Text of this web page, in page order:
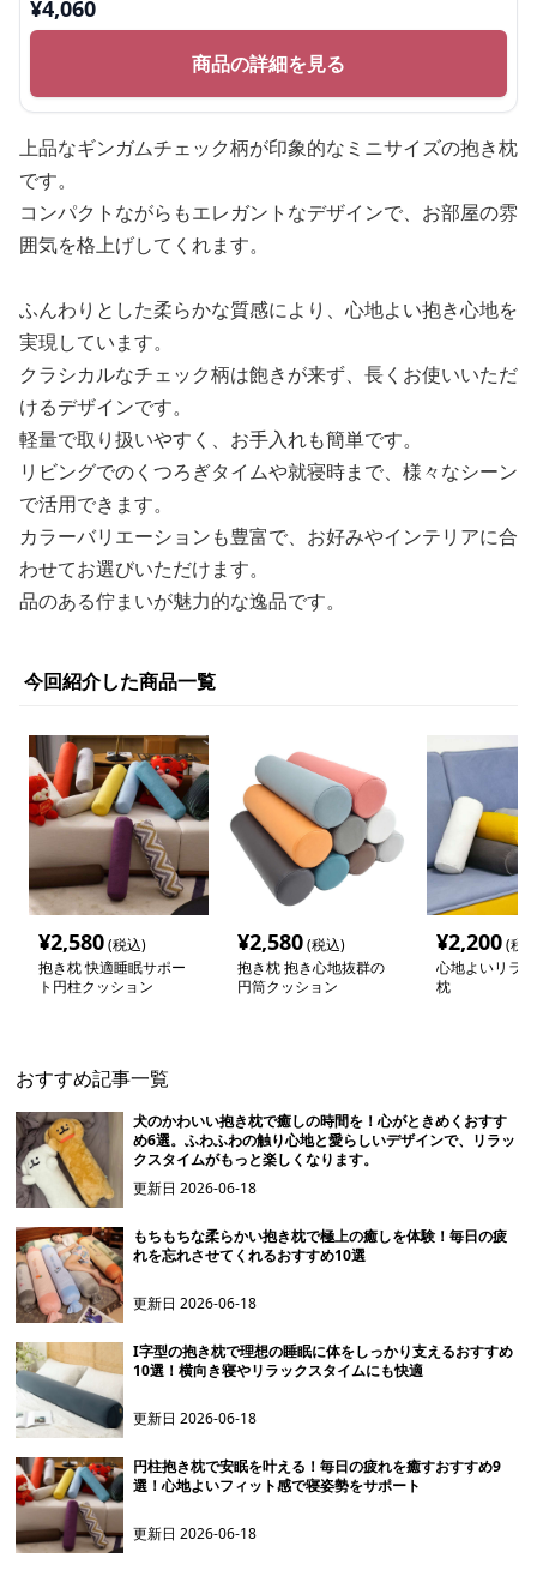
¥4,060
商品の詳細を見る
上品なギンガムチェック柄が印象的なミニサイズの抱き枕
です。
コンパクトながらもエレガントなデザインで、お部屋の雰
囲気を格上げしてくれます。
ふんわりとした柔らかな質感により、心地よい抱き心地を
実現しています。
クラシカルなチェック柄は飽きが来ず、長くお使いいただ
けるデザインです。
軽量で取り扱いやすく、お手入れも簡単です。
リビングでのくつろぎタイムや就寝時まで、様々なシーン
で活用できます。
カラーバリエーションも豊富で、お好みやインテリアに合
わせてお選びいただけます。
品のある佇まいが魅力的な逸品です。
今回紹介した商品一覧
¥2,580(税込)
抱き枕 快適睡眠サポー
ト円柱クッション
¥2,580(税込)
抱き枕 抱き心地抜群の
円筒クッション
¥2,200(税
心地よいリラ
枕
おすすめ記事一覧
犬のかわいい抱き枕で癒しの時間を！心がときめくおすす
め6選。ふわふわの触り心地と愛らしいデザインで、リラッ
クスタイムがもっと楽しくなります。
更新日2026-06-18
もちもちな柔らかい抱き枕で極上の癒しを体験！毎日の疲
れを忘れさせてくれるおすすめ10選
更新日2026-06-18
I字型の抱き枕で理想の睡眠に体をしっかり支えるおすすめ
10選！横向き寝やリラックスタイムにも快適
更新日2026-06-18
円柱抱き枕で安眠を叶える！毎日の疲れを癒すおすすめ9
選！心地よいフィット感で寝姿勢をサポート
更新日2026-06-18